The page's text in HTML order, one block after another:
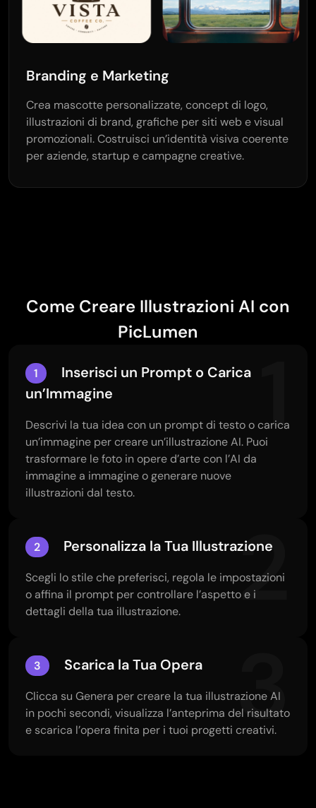
Branding e Marketing
Crea mascotte personalizzate, concept di logo,
illustrazioni di brand, grafiche per siti web e visual
promozionali. Costruisci un’identità visiva coerente
per aziende, startup e campagne creative.
Come Creare Illustrazioni AI con
PicLumen
1
Inserisci un Prompt o Carica
un’Immagine
1
Descrivi la tua idea con un prompt di testo o carica
un’immagine per creare un’illustrazione AI. Puoi
trasformare le foto in opere d’arte con l’AI da
immagine a immagine o generare nuove
illustrazioni dal testo.
2 Personalizza la Tua Illustrazione
2
Scegli lo stile che preferisci, regola le impostazioni
o affina il prompt per controllare l’aspetto e i
dettagli della tua illustrazione.
3 Scarica la Tua Opera 3
Clicca su Genera per creare la tua illustrazione AI
in pochi secondi, visualizza l’anteprima del risultato
e scarica l’opera finita per i tuoi progetti creativi.